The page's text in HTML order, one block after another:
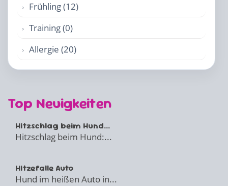
Frühling (12)
Training (0)
Allergie (20)
Top Neuigkeiten
Hitzschlag beim Hund...
Hitzschlag beim Hund:...
Hitzefalle Auto
Hund im heißen Auto in...